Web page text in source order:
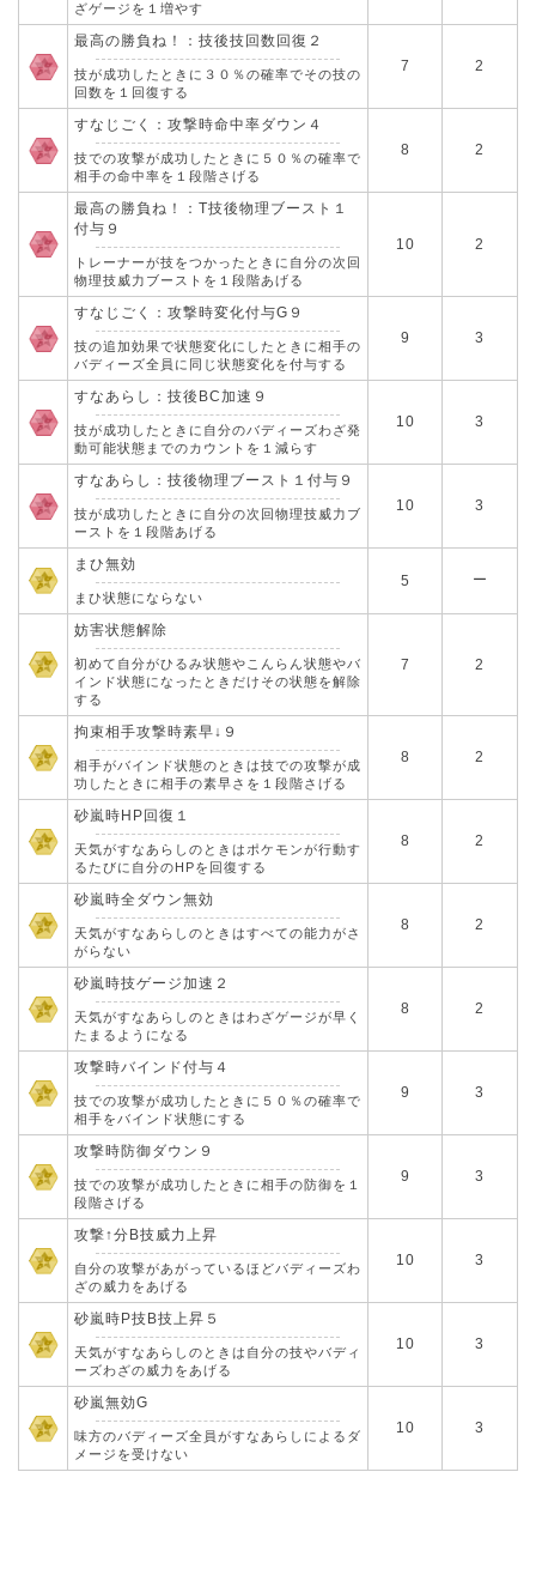
ざゲージを１増やす
最高の勝負ね！：技後技回数回復２
技が成功したときに３０％の確率でその技の
回数を１回復する
7 2
すなじごく：攻撃時命中率ダウン４
技での攻撃が成功したときに５０％の確率で
相手の命中率を１段階さげる
8 2
最高の勝負ね！：T技後物理ブースト１
付与９
トレーナーが技をつかったときに自分の次回
物理技威力ブーストを１段階あげる
10 2
すなじごく：攻撃時変化付与G９
技の追加効果で状態変化にしたときに相手の
バディーズ全員に同じ状態変化を付与する
9 3
すなあらし：技後BC加速９
技が成功したときに自分のバディーズわざ発
動可能状態までのカウントを１減らす
10 3
すなあらし：技後物理ブースト１付与９
技が成功したときに自分の次回物理技威力ブ
ーストを１段階あげる
10 3
まひ無効
まひ状態にならない
5 ー
妨害状態解除
初めて自分がひるみ状態やこんらん状態やバ
インド状態になったときだけその状態を解除
する
7 2
拘束相手攻撃時素早↓９
相手がバインド状態のときは技での攻撃が成
功したときに相手の素早さを１段階さげる
8 2
砂嵐時HP回復１
天気がすなあらしのときはポケモンが行動す
るたびに自分のHPを回復する
8 2
砂嵐時全ダウン無効
天気がすなあらしのときはすべての能力がさ
がらない
8 2
砂嵐時技ゲージ加速２
天気がすなあらしのときはわざゲージが早く
たまるようになる
8 2
攻撃時バインド付与４
技での攻撃が成功したときに５０％の確率で
相手をバインド状態にする
9 3
攻撃時防御ダウン９
技での攻撃が成功したときに相手の防御を１
段階さげる
9 3
攻撃↑分B技威力上昇
自分の攻撃があがっているほどバディーズわ
ざの威力をあげる
10 3
砂嵐時P技B技上昇５
天気がすなあらしのときは自分の技やバディ
ーズわざの威力をあげる
10 3
砂嵐無効G
味方のバディーズ全員がすなあらしによるダ
メージを受けない
10 3